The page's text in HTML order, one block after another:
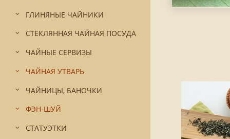
ГЛИНЯНЫЕ ЧАЙНИКИ
СТЕКЛЯННАЯ ЧАЙНАЯ ПОСУДА
ЧАЙНЫЕ СЕРВИЗЫ
ЧАЙНАЯ УТВАРЬ
ЧАЙНИЦЫ, БАНОЧКИ
ФЭН-ШУЙ
СТАТУЭТКИ